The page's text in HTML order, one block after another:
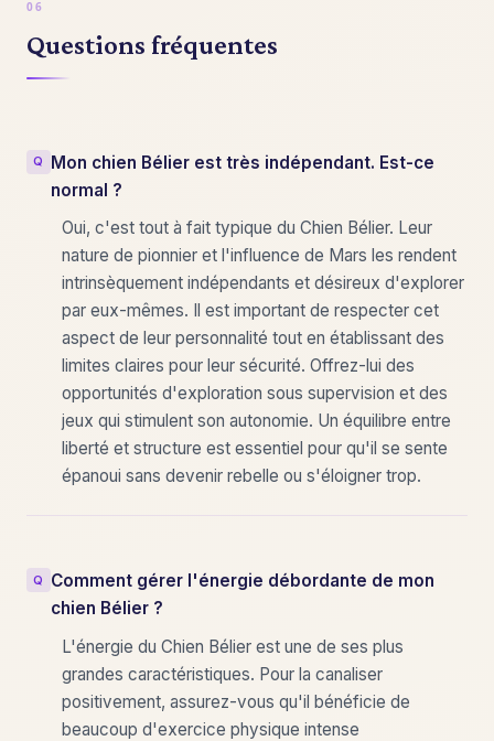
Questions fréquentes
Mon chien Bélier est très indépendant. Est-ce
normal ?
Oui, c'est tout à fait typique du Chien Bélier. Leur
nature de pionnier et l'influence de Mars les rendent
intrinsèquement indépendants et désireux d'explorer
par eux-mêmes. Il est important de respecter cet
aspect de leur personnalité tout en établissant des
limites claires pour leur sécurité. Offrez-lui des
opportunités d'exploration sous supervision et des
jeux qui stimulent son autonomie. Un équilibre entre
liberté et structure est essentiel pour qu'il se sente
épanoui sans devenir rebelle ou s'éloigner trop.
Comment gérer l'énergie débordante de mon
chien Bélier ?
L'énergie du Chien Bélier est une de ses plus
grandes caractéristiques. Pour la canaliser
positivement, assurez-vous qu'il bénéficie de
beaucoup d'exercice physique intense